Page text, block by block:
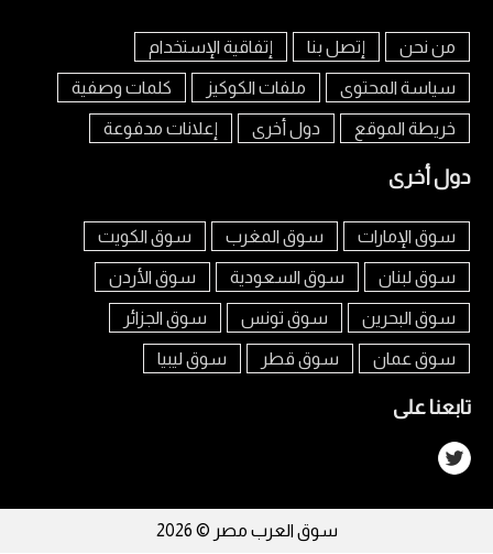
من نحن إتصل بنا إتفاقية الإستخدام
سياسة المحتوى ملفات الكوكيز كلمات وصفية
خريطة الموقع دول أخرى إعلانات مدفوعة
دول أخرى
سوق الإمارات سوق المغرب سوق الكويت
سوق لبنان سوق السعودية سوق الأردن
سوق البحرين سوق تونس سوق الجزائر
سوق عمان سوق قطر سوق ليبيا
تابعنا على
سوق العرب مصر © 2026